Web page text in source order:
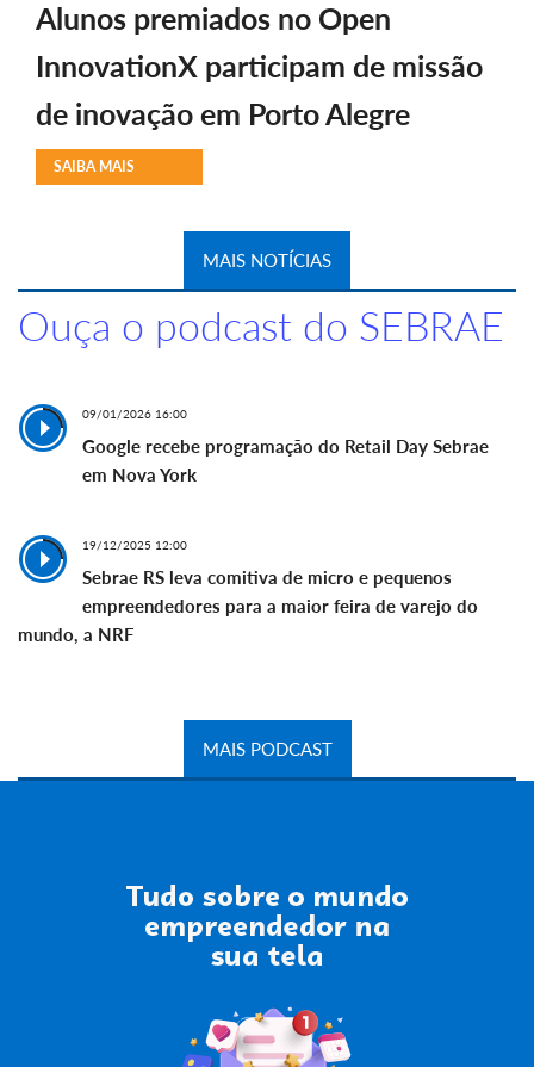
Alunos premiados no Open
InnovationX participam de missão
de inovação em Porto Alegre
SAIBA MAIS
MAIS NOTÍCIAS
Ouça o podcast do SEBRAE
09/01/2026 16:00
Google recebe programação do Retail Day Sebrae
em Nova York
19/12/2025 12:00
Sebrae RS leva comitiva de micro e pequenos
empreendedores para a maior feira de varejo do
mundo, a NRF
MAIS PODCAST